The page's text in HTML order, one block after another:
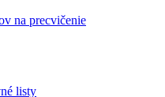
na precvičenie
listy